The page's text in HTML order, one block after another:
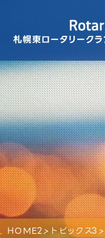
HOME トピックス